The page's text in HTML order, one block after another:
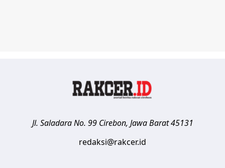
Jl. Saladara No. 99 Cirebon, Jawa Barat 45131
redaksi@rakcer.id